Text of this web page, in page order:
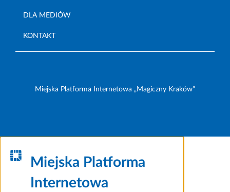
DLA MEDIÓW
KONTAKT
Miejska Platforma Internetowa „Magiczny Kraków”
Miejska Platforma
Internetowa